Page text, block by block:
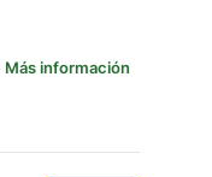
Más información